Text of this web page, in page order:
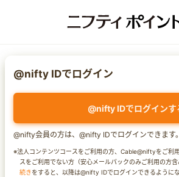
@nifty IDでログイン
@nifty IDでログインす
@nifty会員の方は、@nifty IDでログインできます。
※法人コンテンツコースをご利用の方、Cable@niftyをご利
スをご利用でない方（安心メールパックのみご利用の方含
続きをすると、以降は@nifty IDでログインできるようにな